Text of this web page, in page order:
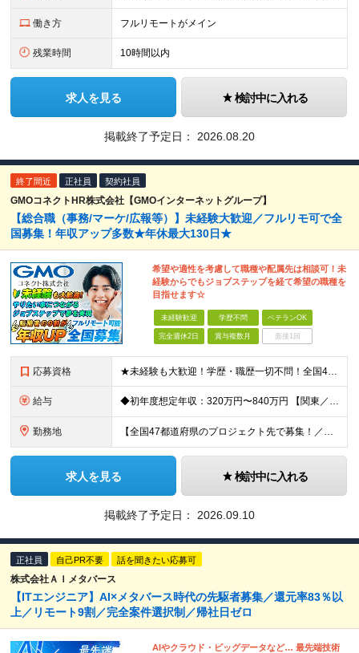
働き方 フルリモートがメイン
残業時間 10時間以内
求人を見る 検討中に入れる
掲載終了予定日： 2026.08.20
終了間近 正社員 契約社員
GMOコネクトHR株式会社【GMOインターネットグループ】
【総合職（事務/マーケ/広報等）】未経験大歓迎／フルリモ可で全
国募集！年収アップ多数★年休最大130日★
希望や適性を考慮して職種や配属先は相談可！未
経験からでもジョブステップを経て希望の職種を
目指せます☆
未経験歓迎 学歴不問 ベテランOK
完全週休2日 賞与複数月 面接1回
応募資格 ★未経験も大歓迎！学歴・職歴一切不問！全国47都道府県から理想の働き方を手に入れたい方を大募集！ 具体的には… ■職種・業界未経験でも大丈夫！ゼロからスタートを応援！ ■第二新卒の方も大歓迎！新たな
給与 ◆初年度想定年収：320万円〜840万円 【関東／一都三県】月給24万円〜70万円 【関西・東海地方】月給23万円〜65万円 【その他の地方等】月給22万円〜60万円 ※ご経験・スキル・前職給与などを
勤務地 【全国47都道府県のプロジェクト先で募集！／転居を伴う転勤なし】 ★自宅から通勤圏内で配属します。 ■首都圏／東京、神奈川、埼玉、千葉 ■関東／茨城、栃木、群馬、山梨 ■関西／大阪、兵庫、京都、奈良
求人を見る 検討中に入れる
掲載終了予定日： 2026.09.10
正社員 自己PR不要 話を聞きたい応募可
株式会社ＡＩメタバース
【ITエンジニア】AI×メタバース時代の先駆者募集／還元率83％以
上／リモート9割／完全案件選択制／帰社⽇ゼロ
AIやクラウド・ビッグデータなど… 最先端技術